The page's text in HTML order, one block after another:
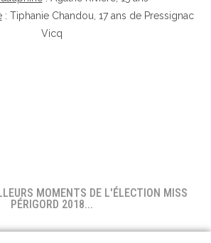
: Tiphanie Chandou, 17 ans de Pressignac
Vicq
MOMENTS DE L'ÉLECTION MISS
PÉRIGORD 2018...